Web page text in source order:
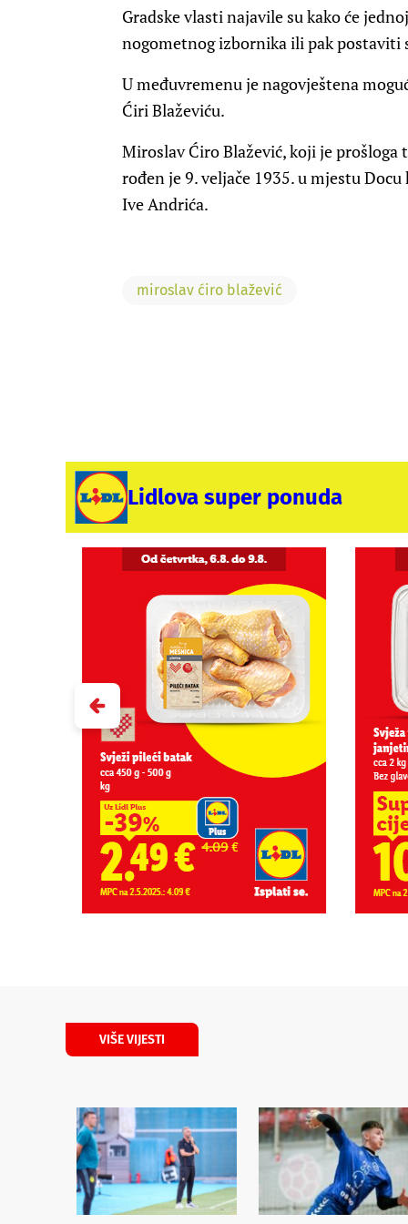
Gradske vlasti najavile su kako će
nogometnog izbornika ili pak postaviti
U međuvremenu je nagovještena
Ćiri Blaževiću.
Miroslav Ćiro Blažević, koji je
rođen je 9. veljače 1935. u mjestu
Ive Andrića.
miroslav ćiro blažević
Lidlova super ponuda
VIŠE VIJESTI